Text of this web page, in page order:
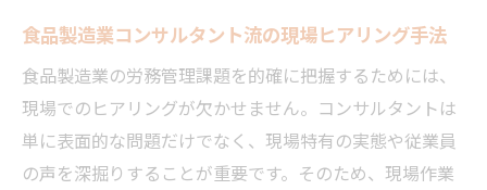
食品製造業コンサルタント流の現場ヒアリング手法
食品製造業の労務管理課題を的確に把握するためには、
現場でのヒアリングが欠かせません。コンサルタントは
単に表面的な問題だけでなく、現場特有の実態や従業員
の声を深掘りすることが重要です。そのため、現場作業